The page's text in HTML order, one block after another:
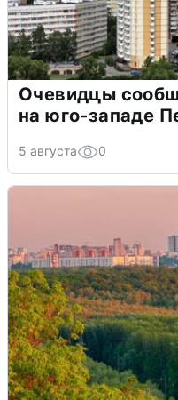
Очевидцы
на юго-западе
5 августа 0